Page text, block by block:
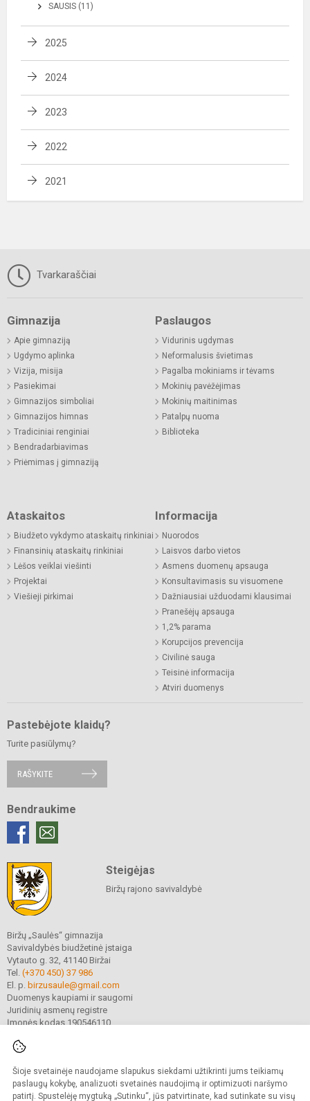
Šioje svetainėje naudojame slapukus siekdami užtikrinti jums teikiamų
paslaugų kokybę, analizuoti svetainės naudojimą ir optimizuoti naršymo
patirtį. Spustelėję mygtuką „Sutinku“, jūs patvirtinate, kad sutinkate su visų
SAUSIS (11)
2025
2024
2023
2022
2021
Tvarkaraščiai
Gimnazija
Apie gimnaziją
Ugdymo aplinka
Vizija, misija
Pasiekimai
Gimnazijos simboliai
Gimnazijos himnas
Tradiciniai renginiai
Bendradarbiavimas
Priėmimas į gimnaziją
Paslaugos
Vidurinis ugdymas
Neformalusis švietimas
Pagalba mokiniams ir tėvams
Mokinių pavėžėjimas
Mokinių maitinimas
Patalpų nuoma
Biblioteka
Ataskaitos
Biudžeto vykdymo ataskaitų rinkiniai
Finansinių ataskaitų rinkiniai
Lėšos veiklai viešinti
Projektai
Viešieji pirkimai
Informacija
Nuorodos
Laisvos darbo vietos
Asmens duomenų apsauga
Konsultavimasis su visuomene
Dažniausiai užduodami klausimai
Pranešėjų apsauga
1,2% parama
Korupcijos prevencija
Civilinė sauga
Teisinė informacija
Atviri duomenys
Pastebėjote klaidų?
Turite pasiūlymų?
RAŠYKITE
Bendraukime
Steigėjas
Biržų rajono savivaldybė
Biržų „Saulės“ gimnazija
Savivaldybės biudžetinė įstaiga
Vytauto g. 32, 41140 Biržai
Tel. (+370 450) 37 986
El. p. birzusaule@gmail.com
Duomenys kaupiami ir saugomi
Juridinių asmenų registre
Įmonės kodas 190546110
© 2021. Biržų „Saulės“ gimnazija. Visos teisės saugomos.
Kopijuoti turinį be raštiško gimnazijos sutikimo griežtai draudžiama.